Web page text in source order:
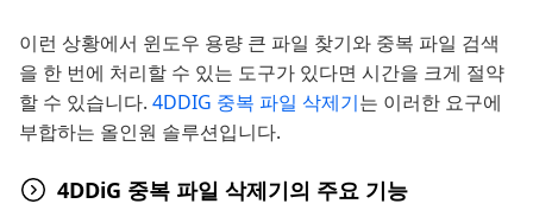
이런 상황에서 윈도우 용량 큰 파일 찾기와 중복 파일 검색
을 한 번에 처리할 수 있는 도구가 있다면 시간을 크게 절약
할 수 있습니다. 4DDIG 중복 파일 삭제기는 이러한 요구에
부합하는 올인원 솔루션입니다.
4DDiG 중복 파일 삭제기의 주요 기능